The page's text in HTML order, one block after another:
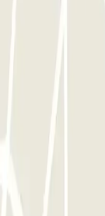
dal